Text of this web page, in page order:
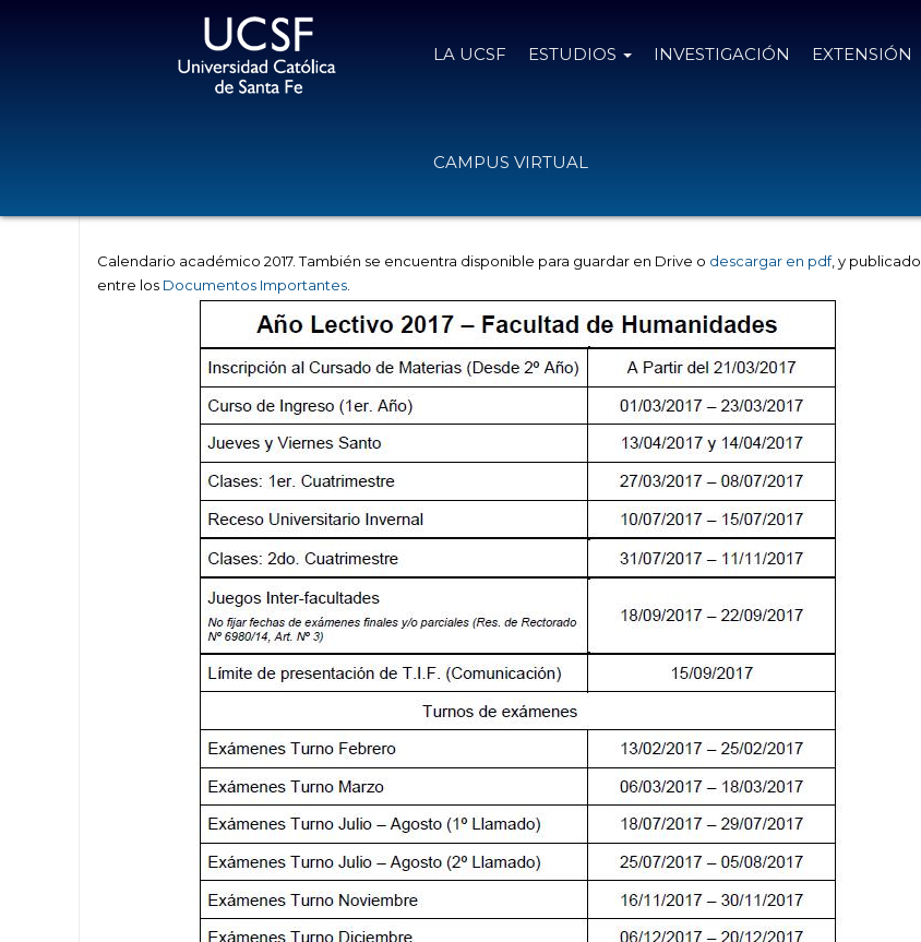
LA UCSF ESTUDIOS INVESTIGACIÓN EXTENSIÓN
CAMPUS VIRTUAL
Calendario académico 2017. También se encuentra disponible para guardar en Drive o descargar en pdf, y publicado
entre los Documentos Importantes